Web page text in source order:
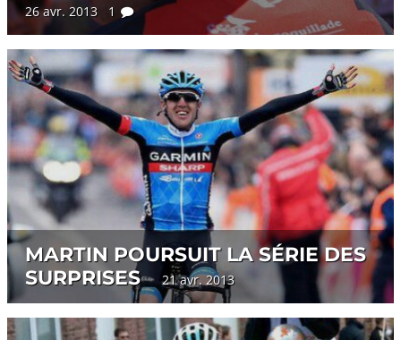
26 avr. 2013 1
MARTIN POURSUIT LA SÉRIE DES
SURPRISES
21 avr. 2013